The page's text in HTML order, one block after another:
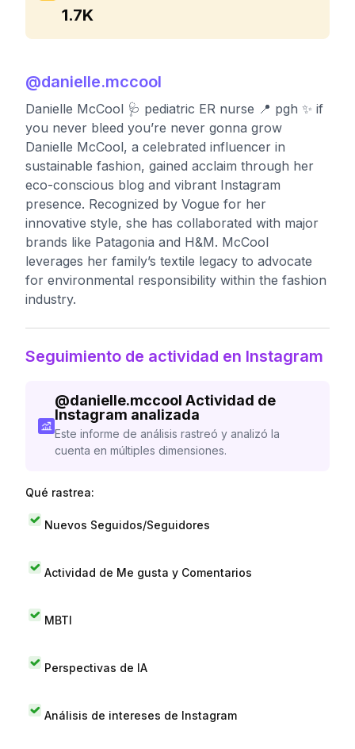
1.7K
@danielle.mccool
Danielle McCool 🩺 pediatric ER nurse 📍 pgh ✨ if
you never bleed you’re never gonna grow
Danielle McCool, a celebrated influencer in
sustainable fashion, gained acclaim through her
eco-conscious blog and vibrant Instagram
presence. Recognized by Vogue for her
innovative style, she has collaborated with major
brands like Patagonia and H&M. McCool
leverages her family’s textile legacy to advocate
for environmental responsibility within the fashion
industry.
Seguimiento de actividad en Instagram
@danielle.mccool Actividad de
Instagram analizada
Este informe de análisis rastreó y analizó la
cuenta en múltiples dimensiones.
Qué rastrea:
Nuevos Seguidos/Seguidores
Actividad de Me gusta y Comentarios
MBTI
Perspectivas de IA
Análisis de intereses de Instagram